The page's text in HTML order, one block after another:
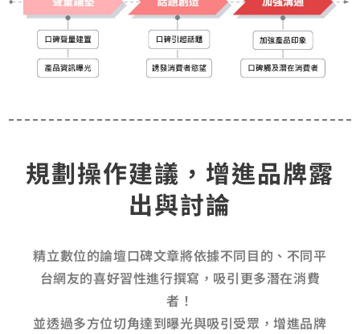
規劃操作建議，增進品牌露
出與討論
精立數位的論壇口碑文章將依據不同目的、不同平
台網友的喜好習性進行撰寫，吸引更多潛在消費
者！
並透過多方位切角達到曝光與吸引受眾，增進品牌